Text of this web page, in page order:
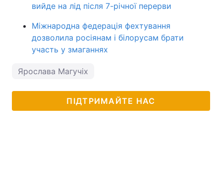
вийде на лід після 7-річної перерви
Міжнародна федерація фехтування
дозволила росіянам і білорусам брати
участь у змаганнях
Ярослава Магучіх
ПІДТРИМАЙТЕ НАС